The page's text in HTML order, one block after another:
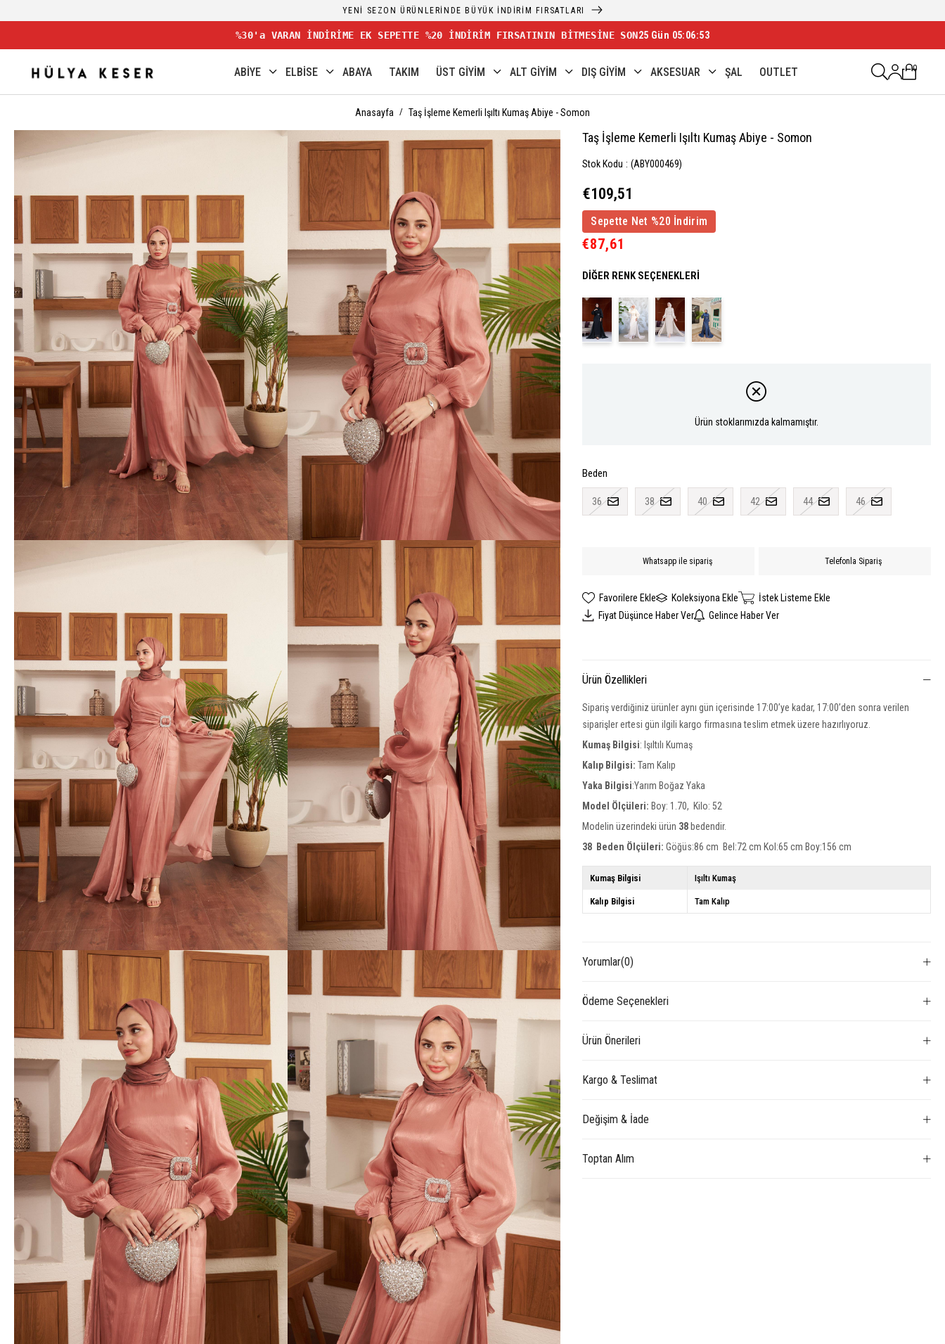
YENİ SEZON ÜRÜNLERİNDE BÜYÜK İNDİRİM FIRSATLARI
%30'a VARAN İNDİRİME EK SEPETTE %20 İNDİRİM FIRSATININ BİTMESİNE SON25 Gün 05:06:51
ABİYE ELBİSE ABAYA TAKIM ÜST GİYİM ALT GİYİM DIŞ GİYİM AKSESUAR ŞAL OUTLET 0
Anasayfa Taş İşleme Kemerli Işıltı Kumaş Abiye - Somon
Taş İşleme Kemerli Işıltı Kumaş Abiye - Somon
Stok Kodu (ABY000469)
€109,51
Sepette Net %20 İndirim
€87,61
DIĞER RENK SEÇENEKLERI
Ürün stoklarımızda kalmamıştır.
Beden
36 38 40 42 44 46
Whatsapp ile sipariş Telefonla Sipariş
Favorilere Ekle Koleksiyona Ekle
İstek Listeme Ekle
Fiyat Düşünce Haber Ver
Gelince Haber Ver
Ürün Özellikleri
Sipariş verdiğiniz ürünler aynı gün içerisinde 17:00’ye kadar, 17:00’den sonra verilen
siparişler ertesi gün ilgili kargo firmasına teslim etmek üzere hazırlıyoruz.
Kumaş Bilgisi: Işıltılı Kumaş
Kalıp Bilgisi:Tam Kalıp
Yaka Bilgisi:Yarım Boğaz Yaka
Model Ölçüleri: Boy: 1.70, Kilo: 52
Modelin üzerindeki ürün 38bedendir.
38 Beden Ölçüleri:Göğüs:86 cm Bel:72 cm Kol:65 cm Boy:156 cm
Kumaş Bilgisi Işıltı Kumaş
Kalıp Bilgisi Tam Kalıp
Yorumlar(0)
Ödeme Seçenekleri
Ürün Önerileri
Kargo & Teslimat
Değişim & İade
Toptan Alım